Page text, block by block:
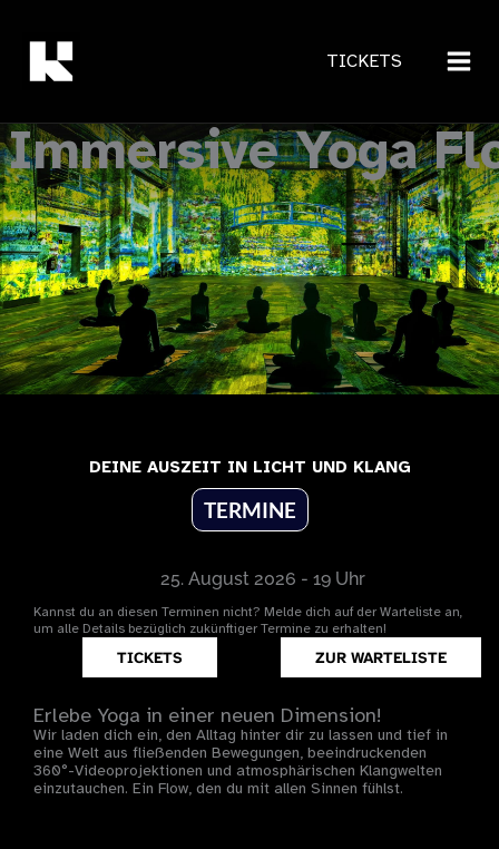
Inhalt
springen
TICKETS
Immersive Yoga
DEINE AUSZEIT IN LICHT UND KLANG
TERMINE
25. August 2026 - 19 Uhr
Kannst du an diesen Terminen nicht? Melde dich auf der Warteliste an,
um alle Details bezüglich zukünftiger Termine zu erhalten!
TICKETS ZUR WARTELISTE
Erlebe Yoga in einer neuen Dimension!
Wir laden dich ein, den Alltag hinter dir zu lassen und tief in
eine Welt aus fließenden Bewegungen, beeindruckenden
360°-Videoprojektionen und atmosphärischen Klangwelten
einzutauchen. Ein Flow, den du mit allen Sinnen fühlst.